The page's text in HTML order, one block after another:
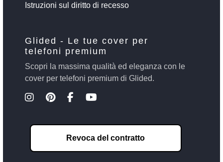
Istruzioni sul diritto di recesso
Glided - Le tue cover per
telefoni premium
Scopri la massima qualità ed eleganza con le
cover per telefoni premium di Glided.
Revoca del contratto